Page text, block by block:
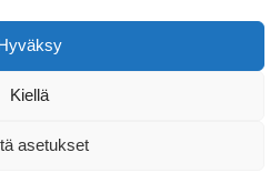
Kiellä
asetukset
wi
tt
er
m
ail
h